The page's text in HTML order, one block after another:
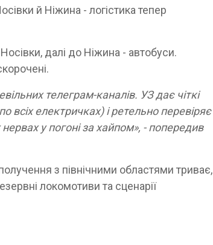
й Ніжина - логістика тепер
далі до Ніжина - автобуси.
телеграм-каналів. УЗ дає чіткі
всіх електричках) і ретельно перевіряє
у погоні за хайпом», - попередив
з північними областями триває,
локомотиви та сценарії